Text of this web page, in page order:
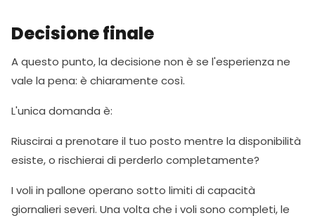
Decisione finale
A questo punto, la decisione non è se l'esperienza ne
vale la pena: è chiaramente così.
L'unica domanda è:
Riuscirai a prenotare il tuo posto mentre la disponibilità
esiste, o rischierai di perderlo completamente?
I voli in pallone operano sotto limiti di capacità
giornalieri severi. Una volta che i voli sono completi, le